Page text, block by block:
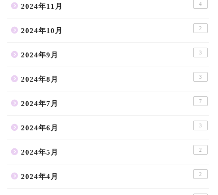
2024年11月 4
2024年10月 2
2024年9月 3
2024年8月 3
2024年7月 7
2024年6月 3
2024年5月 2
2024年4月 2